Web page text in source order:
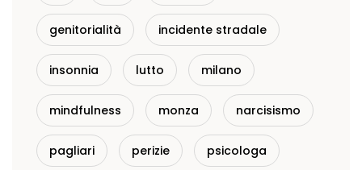
genitorialità incidente stradale
insonnia lutto milano
mindfulness monza narcisismo
pagliari perizie psicologa